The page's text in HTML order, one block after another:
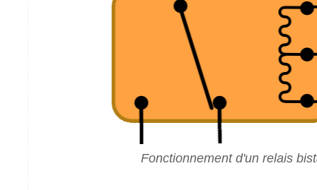
Fonctionnement d'un relais